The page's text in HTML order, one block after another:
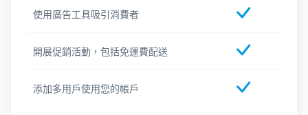
使用廣告工具吸引消費者
開展促銷活動，包括免運費配送
添加多用戶使用您的帳戶